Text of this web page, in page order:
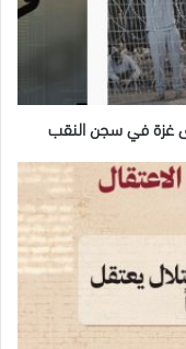
غزة في سجن النقب